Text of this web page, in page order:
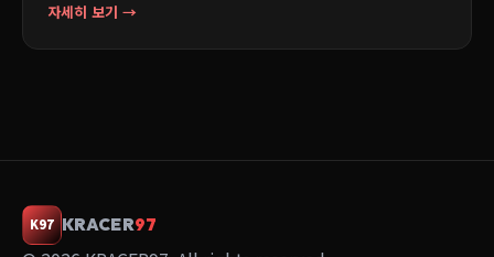
자세히 보기 →
K97 KRACER97